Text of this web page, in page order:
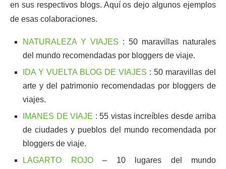
en sus respectivos blogs. Aquí os dejo algunos ejemplos
de esas colaboraciones.
NATURALEZA Y VIAJES : 50 maravillas naturales
del mundo recomendadas por bloggers de viaje.
IDA Y VUELTA BLOG DE VIAJES : 50 maravillas del
arte y del patrimonio recomendadas por bloggers de
viajes.
IMANES DE VIAJE : 55 vistas increíbles desde arriba
de ciudades y pueblos del mundo recomendada por
bloggers de viaje.
LAGARTO ROJO– 10 lugares del mundo